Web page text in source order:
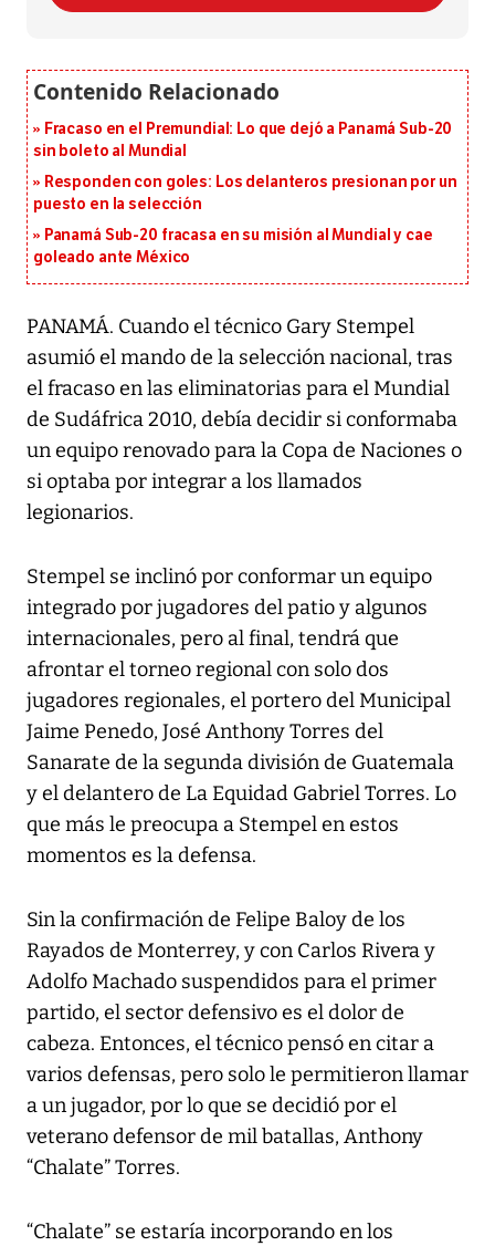
Fracaso en el Premundial: Lo que dejó a Panamá Sub-20
sin boleto al Mundial
Responden con goles: Los delanteros presionan por un
puesto en la selección
Panamá Sub-20 fracasa en su misión al Mundial y cae
goleado ante México
PANAMÁ. Cuando el técnico Gary Stempel
asumió el mando de la selección nacional, tras
el fracaso en las eliminatorias para el Mundial
de Sudáfrica 2010, debía decidir si conformaba
un equipo renovado para la Copa de Naciones o
si optaba por integrar a los llamados
legionarios.
Stempel se inclinó por conformar un equipo
integrado por jugadores del patio y algunos
internacionales, pero al final, tendrá que
afrontar el torneo regional con solo dos
jugadores regionales, el portero del Municipal
Jaime Penedo, José Anthony Torres del
Sanarate de la segunda división de Guatemala
y el delantero de La Equidad Gabriel Torres. Lo
que más le preocupa a Stempel en estos
momentos es la defensa.
Sin la confirmación de Felipe Baloy de los
Rayados de Monterrey, y con Carlos Rivera y
Adolfo Machado suspendidos para el primer
partido, el sector defensivo es el dolor de
cabeza. Entonces, el técnico pensó en citar a
varios defensas, pero solo le permitieron llamar
a un jugador, por lo que se decidió por el
veterano defensor de mil batallas, Anthony
“Chalate” Torres.
“Chalate” se estaría incorporando en los